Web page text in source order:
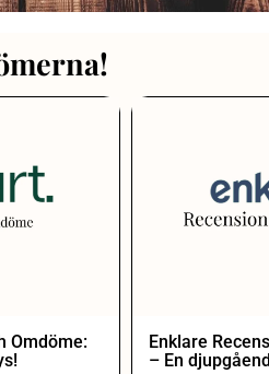
Omdöme:
Enklare
– En